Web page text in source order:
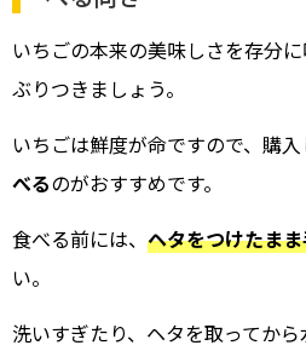
いちごの本来の美味しさを存分
ぶりつきましょう。
いちごは鮮度が命ですので、購入
べるのがおすすめです。
食べる前には、 ヘタをつけたま
い。
洗いすぎたり、ヘタを取ってか